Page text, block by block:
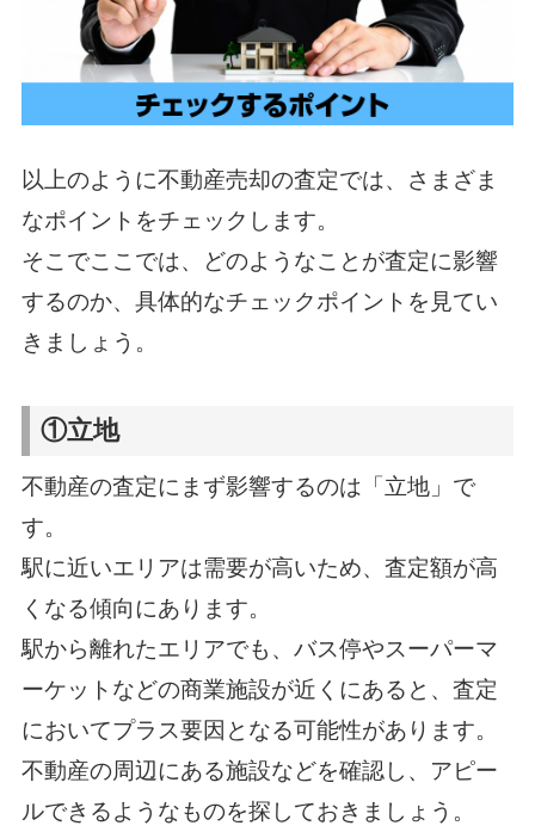
以上のように不動産売却の査定では、さまざま
なポイントをチェックします。
そこでここでは、どのようなことが査定に影響
するのか、具体的なチェックポイントを見てい
きましょう。
①立地
不動産の査定にまず影響するのは「立地」で
す。
駅に近いエリアは需要が高いため、査定額が高
くなる傾向にあります。
駅から離れたエリアでも、バス停やスーパーマ
ーケットなどの商業施設が近くにあると、査定
においてプラス要因となる可能性があります。
不動産の周辺にある施設などを確認し、アピー
ルできるようなものを探しておきましょう。